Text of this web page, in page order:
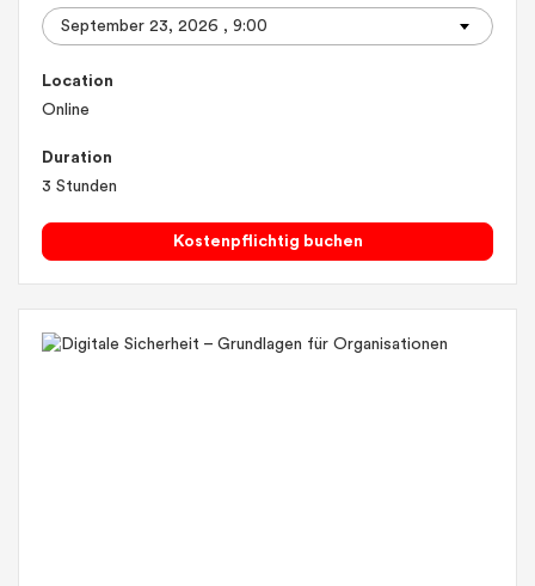
Location
Online
Duration
3 Stunden
Kostenpflichtig buchen